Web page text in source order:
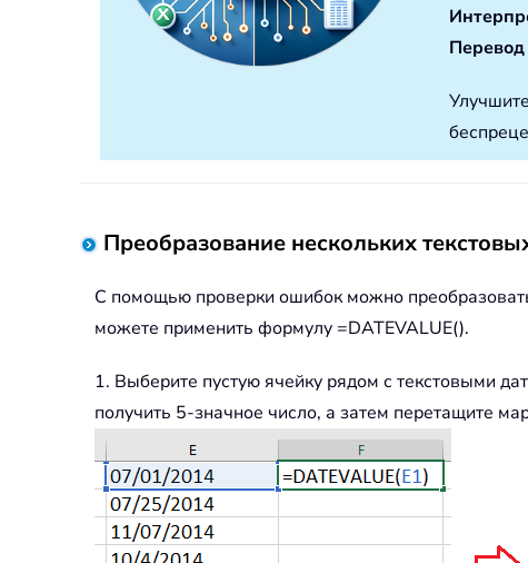
Перевод
Преобразование нескольких
С помощью проверки ошибок можно
можете применить формулу =DATEVALUE().
1. Выберите пустую ячейку рядом с текстовыми
получить 5-значное число, а затем перетащите